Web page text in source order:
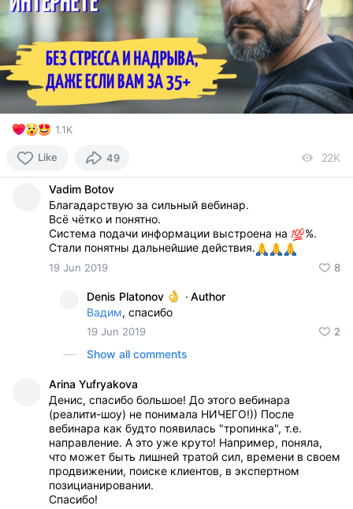
1.1K
Like 49 22K
Vadim Botov
Благадарствую за сильный вебинар.
Всё чётко и понятно.
Система подачи информации выстроена на
%.
Стали понятны дальнейшие действия.
19 Jun 2019 8
Denis Platonov · Author
Вадим, спасибо
19 Jun 2019 2
Show all comments
Arina Yufryakova
Денис, спасибо большое! До этого вебинара
(реалити-шоу) не понимала НИЧЕГО!)) После
вебинара как будто появилась "тропинка", т.е.
направление. А это уже круто! Например, поняла,
что может быть лишней тратой сил, времени в своем
продвижении, поиске клиентов, в экспертном
позицианировании.
Спасибо!